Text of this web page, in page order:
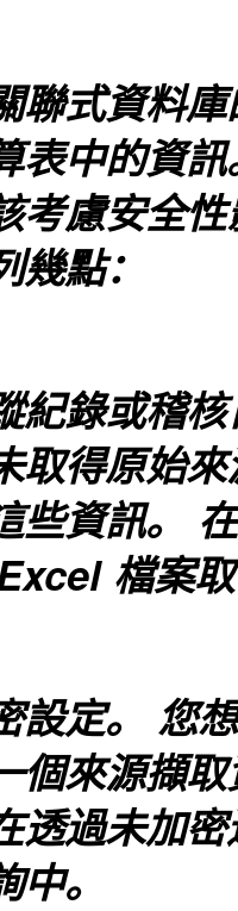
聯式資料
表中的資
考慮安全
點：
紀錄或稽
取得原始
些資訊。
檔案
設定。 您
個來源擷
透過未加
。